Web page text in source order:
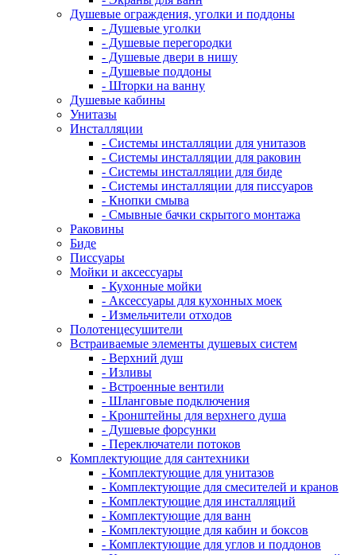
Душевые ограждения, уголки и поддоны
- Душевые уголки
- Душевые перегородки
- Душевые двери в нишу
- Душевые поддоны
- Шторки на ванну
Душевые кабины
Унитазы
Инсталляции
- Системы инсталляции для унитазов
- Системы инсталляции для раковин
- Системы инсталляции для биде
- Системы инсталляции для писсуаров
- Кнопки смыва
- Смывные бачки скрытого монтажа
Раковины
Биде
Писсуары
Мойки и аксессуары
- Кухонные мойки
- Аксессуары для кухонных моек
- Измельчители отходов
Полотенцесушители
Встраиваемые элементы душевых систем
- Верхний душ
- Изливы
- Встроенные вентили
- Шланговые подключения
- Кронштейны для верхнего душа
- Душевые форсунки
- Переключатели потоков
Комплектующие для сантехники
- Комплектующие для унитазов
- Комплектующие для смесителей и кранов
- Комплектующие для инсталляций
- Комплектующие для ванн
- Комплектующие для кабин и боксов
- Комплектующие для углов и поддонов